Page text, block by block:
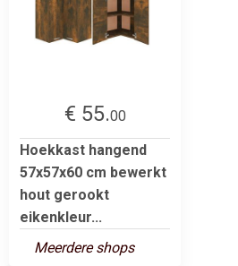
€ 55.00
Hoekkast hangend
57x57x60 cm bewerkt
hout gerookt
eikenkleur...
Meerdere shops